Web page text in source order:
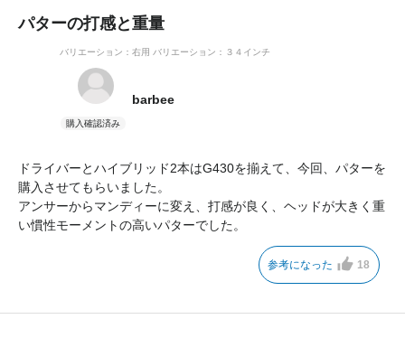
パターの打感と重量
バリエーション：右用 バリエーション：３４インチ
barbee
ドライバーとハイブリッド2本はG430を揃えて、今回、パターを
購入させてもらいました。
アンサーからマンディーに変え、打感が良く、ヘッドが大きく重
い慣性モーメントの高いパターでした。
参考になった 18